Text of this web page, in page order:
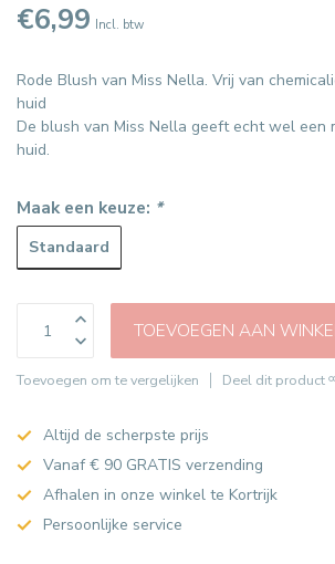
€6,99 Incl. btw
Rode Blush van Miss Nella. Vrij van
huid
De blush van Miss Nella geeft echt wel een
huid.
Maak een keuze: *
Standaard
TOEVOEGEN AAN
Toevoegen om te vergelijken Deel dit product
Altijd de scherpste prijs
Vanaf € 90 GRATIS verzending
Afhalen in onze winkel te Kortrijk
Persoonlijke service